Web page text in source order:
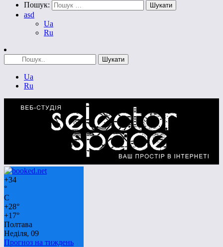
Пошук:
asd
Ua
Ru
Ua
Ru
+34
°
C
+28°
+17°
Полтава
Неділя, 09
Прогноз на тиждень